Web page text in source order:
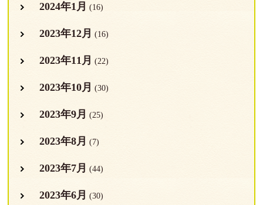
2024年1月 (16)
2023年12月 (16)
2023年11月 (22)
2023年10月 (30)
2023年9月 (25)
2023年8月 (7)
2023年7月 (44)
2023年6月 (30)